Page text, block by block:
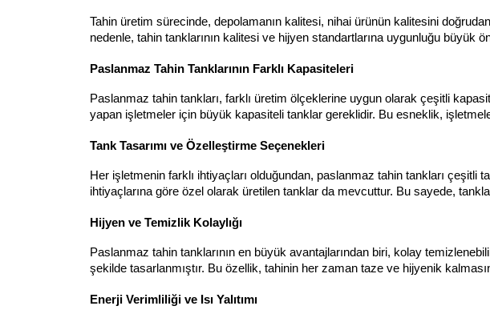
Tahin üretim sürecinde, depolamanın kalitesi, nihai ürünün kalitesini
nedenle, tahin tanklarının kalitesi ve hijyen standartlarına uygunluğu büyük
Paslanmaz Tahin Tanklarının Farklı Kapasiteleri
Paslanmaz tahin tankları, farklı üretim ölçeklerine uygun olarak çeşitli
yapan işletmeler için büyük kapasiteli tanklar gereklidir. Bu esneklik,
Tank Tasarımı ve Özelleştirme Seçenekleri
Her işletmenin farklı ihtiyaçları olduğundan, paslanmaz tahin tankları çeşitli
ihtiyaçlarına göre özel olarak üretilen tanklar da mevcuttur. Bu sayede,
Hijyen ve Temizlik Kolaylığı
Paslanmaz tahin tanklarının en büyük avantajlarından biri, kolay
şekilde tasarlanmıştır. Bu özellik, tahinin her zaman taze ve hijyenik
Enerji Verimliliği ve Isı Yalıtımı